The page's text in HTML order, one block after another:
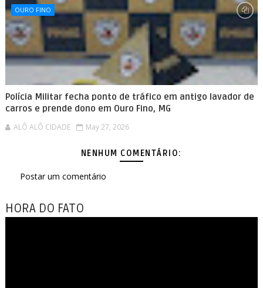
OURO FINO
Polícia Militar fecha ponto de tráfico em antigo lavador de
carros e prende dono em Ouro Fino, MG
ALÔ ALÔ CIDADE May 27, 2026
NENHUM COMENTÁRIO:
Postar um comentário
HORA DO FATO